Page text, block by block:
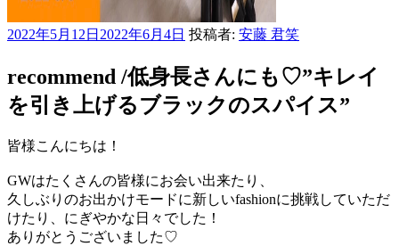
投
日:
2022年5月12日 2022年6月4日 投稿者: 安藤 君笑
recommend /低身長さんにも♡”キレイ
を引き上げるブラックのスパイス”
皆様こんにちは！
GWはたくさんの皆様にお会い出来たり、
久しぶりのお出かけモードに新しいfashionに挑戦していただ
けたり、にぎやかな日々でした！
ありがとうございました♡